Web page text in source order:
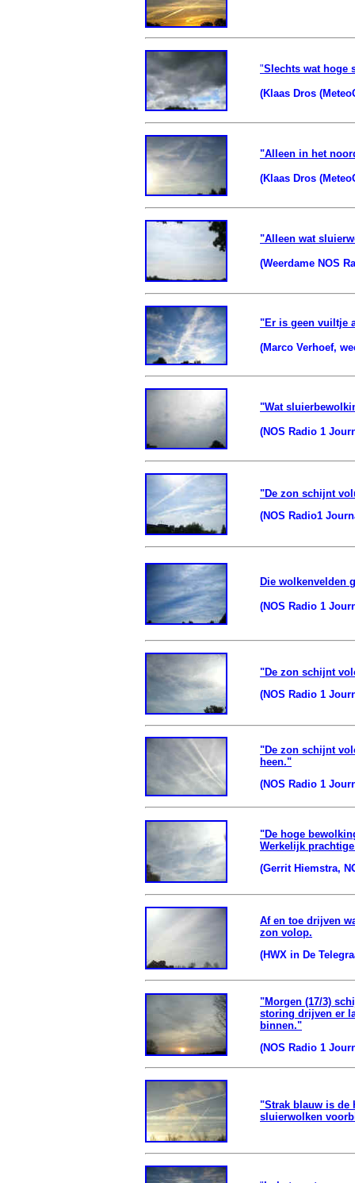
"Slechts wat hoge
(Klaas Dros
"Alleen in het
(Klaas Dros
"Alleen wat
(Weerdame NOS
"Er is geen vuiltje
(Marco Verhoef,
"Wat
(NOS Radio 1
"De zon schijnt
(NOS Radio1
Die wolkenvelden
(NOS Radio 1
"De zon schijnt
(NOS Radio 1
"De zon schijnt
heen."
(NOS Radio 1
"De hoge
Werkelijk
(Gerrit Hiemstra,
Af en toe drijven
zon volop.
(HWX in De
"Morgen (17/3)
storing drijven er
binnen."
(NOS Radio 1
"Strak blauw is de
sluierwolken